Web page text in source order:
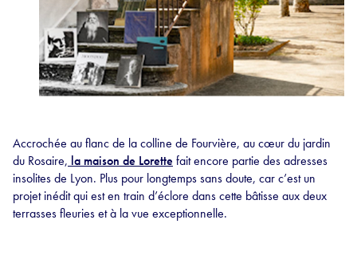
Accrochée au flanc de la colline de Fourvière, au cœur du jardin
du Rosaire, la maison de Lorette fait encore partie des adresses
insolites de Lyon. Plus pour longtemps sans doute, car c’est un
projet inédit qui est en train d’éclore dans cette bâtisse aux deux
terrasses fleuries et à la vue exceptionnelle.